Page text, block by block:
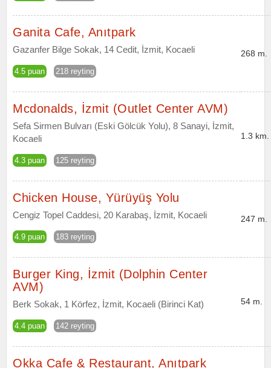
Ganita Cafe, Anıtpark
Gazanfer Bilge Sokak, 14 Cedit, İzmit, Kocaeli
4.5 puan 218 reyting
268 m.
Mcdonalds, İzmit (Outlet Center AVM)
Sefa Sirmen Bulvarı (Eski Gölcük Yolu), 8 Sanayi, İzmit,
Kocaeli
4.3 puan 125 reyting
1.3 km.
Chicken House, Yürüyüş Yolu
Cengiz Topel Caddesi, 20 Karabaş, İzmit, Kocaeli
4.9 puan 183 reyting
247 m.
Burger King, İzmit (Dolphin Center
AVM)
Berk Sokak, 1 Körfez, İzmit, Kocaeli (Birinci Kat)
4.4 puan 142 reyting
54 m.
Okka Cafe & Restaurant, Anıtpark